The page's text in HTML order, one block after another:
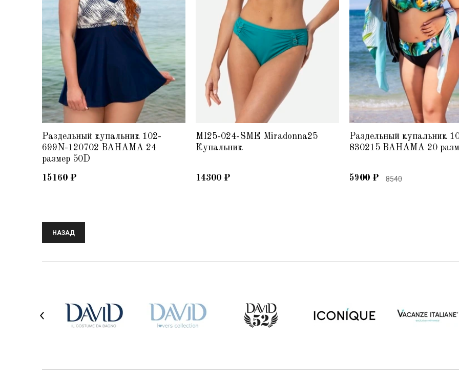
Раздельный купальник 102-
699N-120702 BAHAMA 24
размер 50D
15160 ₽
MI25-024-SME Miradonna25
Купальник
14300 ₽
Раздельный купальник
830215 BAHAMA 20
5900 ₽ 8540
НАЗАД